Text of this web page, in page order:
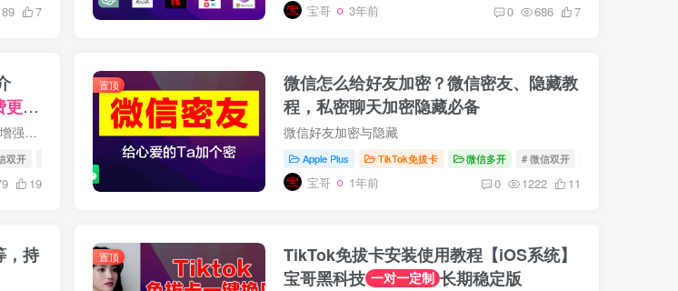
7 宝哥 3年前 0 686 7
更
微信分身，防撤回，好友加密，朋友圈转发等增强功能。
双开
19
置顶
微信怎么给好友加密？微信密友、隐藏教
程，私密聊天加密隐藏必备
微信好友加密与隐藏
Apple Plus TikTok免拔卡 微信多开 # 微信双开
宝哥 1年前 0 1222 11
，持
置顶
TikTok免拔卡安装使用教程【iOS系统】
宝哥黑科技 一对一定制 长期稳定版